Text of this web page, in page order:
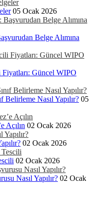
05 Ocak 2026
Belge Alımına
Fiyatları: Güncel WIPO
Belirleme Nasıl Yapılır? 05
Açılın 02 Ocak 2026
02 Ocak 2026
02 Ocak 2026
Nasıl Yapılır? 02 Ocak